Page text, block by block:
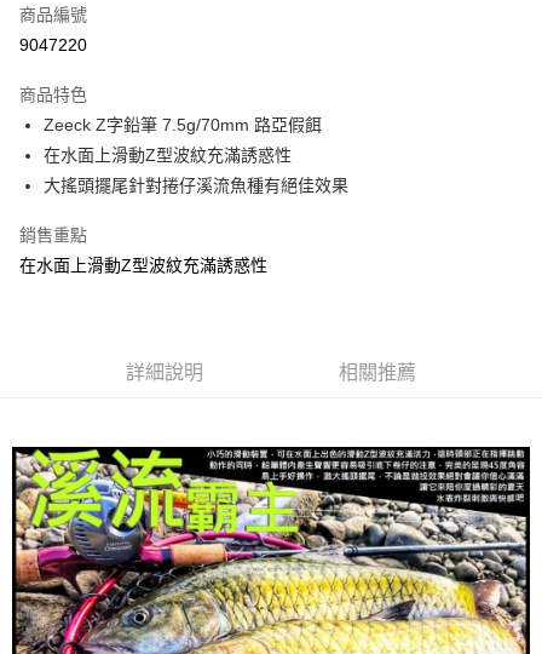
信用卡分期付款
合作金庫商業銀行
華南商業銀行
彰化商業銀行
上海商業儲蓄銀行
國泰世華商業銀行
兆豐國際商業銀行
匯豐（台灣）商業銀行
聯邦商業銀行
台灣樂天信用卡公司
超商取貨付款
Apple Pay
悠遊付
1.本服務由台灣大哥大提供，台灣大哥大用戶可立即使用無須另外申請。
3.實際核准額度、可分期數及費用金額請依後續交易確認頁面所載為準。
4.訂單成立30分鐘內，如未前往確認交易或遇審核未通過，訂單將自動取
消。如遇「轉專審核」未通過狀況，表示未達大哥付你分期系統評分，恕無
法說明評估內容。
【繳款方式說明】
1.分期款項不併入電信帳單，「大哥付你分期」於每月結算日後寄送繳費提
醒簡訊。
2.透過簡訊連結打開帳單後，可選擇「超商條碼／台灣大直營門市／銀行轉
帳／街口支付／iPASS MONEY」等通路繳費。
AFTEE先享後付
AFTEE先享後付是「在收到商品之後才付款」的支付方式。 讓您購物簡單
便利好安心！
１．簡單：不需註冊會員、不需綁卡、不需儲值。
２．便利：只要手機號碼，簡訊認證，即可結帳。
３．安心：先確認商品／服務後，再付款。
【「AFTEE先享後付」結帳流程】
１．於結帳方式選擇「AFTEE先享後付」後，將跳轉至「AFTEE先享後付」
結帳頁面，進行簡訊認證並確認金額後，即可完成結帳。
２．訂單成立數日內，您將收到繳費通知簡訊。
ATM付款
貨到付款
運送方式
全家取貨付款
每筆NT$60，滿NT$1,200(含以上)免運費
商品編號
9047220
商品特色
Zeeck Z字鉛筆 7.5g/70mm 路亞假餌
在水面上滑動Z型波紋充滿誘惑性
大搖頭擺尾針對捲仔溪流魚種有絕佳效果
銷售重點
在水面上滑動Z型波紋充滿誘惑性
詳細說明 相關推薦